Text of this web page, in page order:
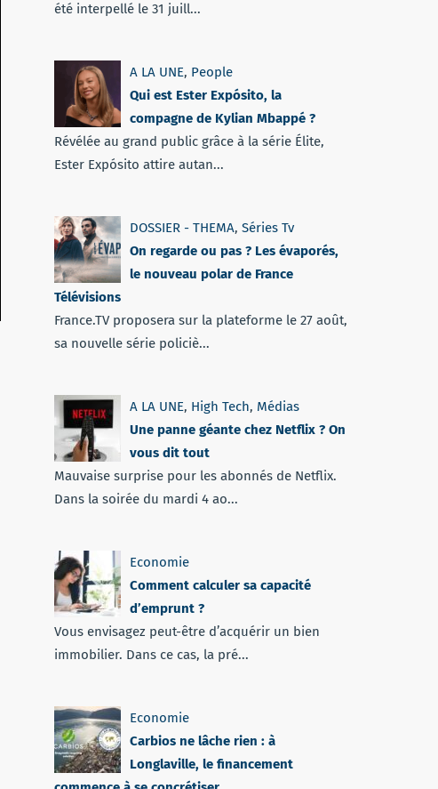
été interpellé le 31 juill...
A LA UNE, People
Qui est Ester Expósito, la
compagne de Kylian Mbappé ?
Révélée au grand public grâce à la série Élite,
Ester Expósito attire autan...
DOSSIER - THEMA, Séries Tv
On regarde ou pas ? Les évaporés,
le nouveau polar de France
Télévisions
France.TV proposera sur la plateforme le 27 août,
sa nouvelle série policiè...
A LA UNE, High Tech, Médias
Une panne géante chez Netflix ? On
vous dit tout
Mauvaise surprise pour les abonnés de Netflix.
Dans la soirée du mardi 4 ao...
Economie
Comment calculer sa capacité
d’emprunt ?
Vous envisagez peut-être d’acquérir un bien
immobilier. Dans ce cas, la pré...
Economie
Carbios ne lâche rien : à
Longlaville, le financement